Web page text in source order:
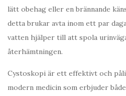
lätt obehag eller en brännande
detta brukar avta inom ett par
vatten hjälper till att spola
återhämtningen.
Cystoskopi är ett effektivt och
modern medicin som erbjuder